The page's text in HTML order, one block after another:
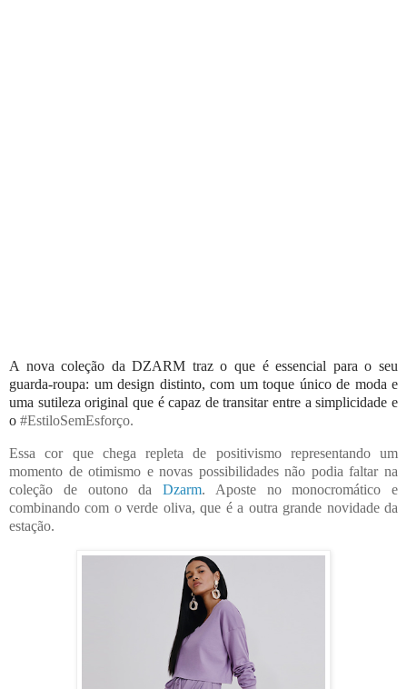
A nova coleção da DZARM traz o que é essencial para o seu
guarda-roupa: um design distinto, com um toque único de moda e
uma sutileza original que é capaz de transitar entre a simplicidade e
o #EstiloSemEsforço.
Essa cor que chega repleta de positivismo representando um
momento de otimismo e novas possibilidades não podia faltar na
coleção de outono da Dzarm. Aposte no monocromático e
combinando com o verde oliva, que é a outra grande novidade da
estação.